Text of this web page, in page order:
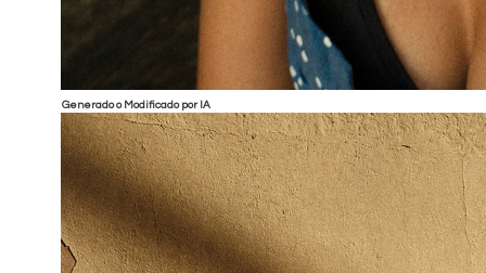
Generado o Modificado por IA